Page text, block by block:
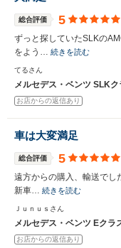
総合評価 5
ずっと探していたSLKの
をよう… 続きを読む
てるさん
メルセデス・ベンツ SLKク
お店からの返信あり
車は大変満足
総合評価 5
遠方からの購入、輸送でし
新車… 続きを読む
Ｊｕｎｕｓさん
メルセデス・ベンツ Eクラ
お店からの返信あり